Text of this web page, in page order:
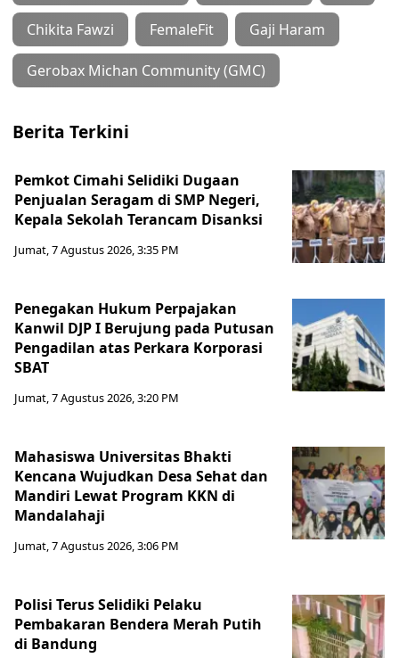
Chikita Fawzi FemaleFit Gaji Haram
Gerobax Michan Community (GMC)
Berita Terkini
Pemkot Cimahi Selidiki Dugaan
Penjualan Seragam di SMP Negeri,
Kepala Sekolah Terancam Disanksi
Jumat, 7 Agustus 2026, 3:35 PM
Penegakan Hukum Perpajakan
Kanwil DJP I Berujung pada Putusan
Pengadilan atas Perkara Korporasi
SBAT
Jumat, 7 Agustus 2026, 3:20 PM
Mahasiswa Universitas Bhakti
Kencana Wujudkan Desa Sehat dan
Mandiri Lewat Program KKN di
Mandalahaji
Jumat, 7 Agustus 2026, 3:06 PM
Polisi Terus Selidiki Pelaku
Pembakaran Bendera Merah Putih
di Bandung